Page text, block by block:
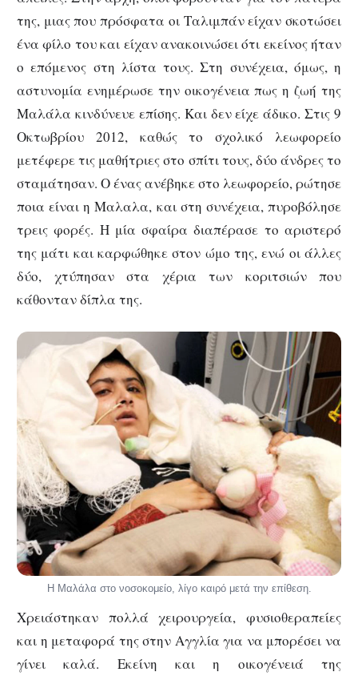
της, μιας που πρόσφατα οι Ταλιμπάν είχαν σκοτώσει
ένα φίλο του και είχαν ανακοινώσει ότι εκείνος ήταν
ο επόμενος στη λίστα τους. Στη συνέχεια, όμως, η
αστυνομία ενημέρωσε την οικογένεια πως η ζωή της
Μαλάλα κινδύνευε επίσης. Και δεν είχε άδικο. Στις 9
Οκτωβρίου 2012, καθώς το σχολικό λεωφορείο
μετέφερε τις μαθήτριες στο σπίτι τους, δύο άνδρες το
σταμάτησαν. Ο ένας ανέβηκε στο λεωφορείο, ρώτησε
ποια είναι η Μαλαλα, και στη συνέχεια, πυροβόλησε
τρεις φορές. Η μία σφαίρα διαπέρασε το αριστερό
της μάτι και καρφώθηκε στον ώμο της, ενώ οι άλλες
δύο, χτύπησαν στα χέρια των κοριτσιών που
κάθονταν δίπλα της.
Η Μαλάλα στο νοσοκομείο, λίγο καιρό μετά την επίθεση.
Χρειάστηκαν πολλά χειρουργεία, φυσιοθεραπείες
και η μεταφορά της στην Αγγλία για να μπορέσει να
γίνει καλά. Εκείνη και η οικογένειά της